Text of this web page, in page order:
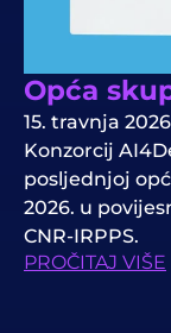
Opća
15. travnja
Konzorcij
posljednjoj
2026. u
CNR-IRPPS.
PROČITAJ VIŠE